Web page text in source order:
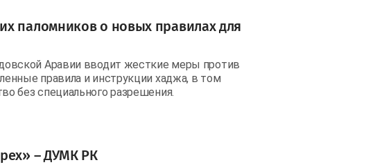
паломников о новых правилах для
Аравии вводит жесткие меры против
правила и инструкции хаджа, в том
без специального разрешения.
– ДУМК РК